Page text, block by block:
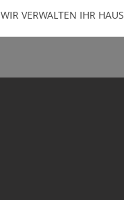
WIR VERWALTEN IHR HAUS